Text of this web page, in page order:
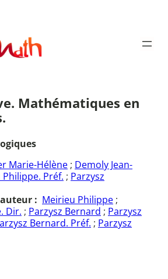
Mathématiques en
Marie-Hélène ; Demoly Jean-
Préf. ; Parzysz
: Meirieu Philippe ;
Dir. ; Parzysz Bernard ; Parzysz
Bernard. Préf. ; Parzysz